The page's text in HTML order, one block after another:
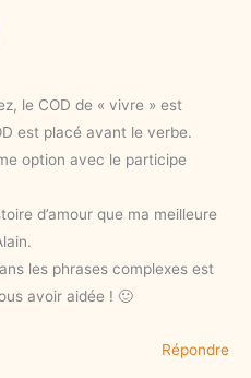
le COD de « vivre » est
est placé avant le verbe.
option avec le participe
d’amour que ma meilleure
les phrases complexes est
avoir aidée ! 🙂
Répondre